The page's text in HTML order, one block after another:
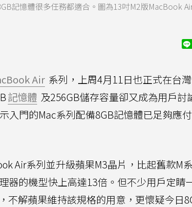
記憶體很多任務都適合。圖為13吋M2版MacBook
Air 系列，上周4月11日也正式在台灣
記憶體 及256GB儲存容量卻又成為用戶討
入門的Mac系列配備8GB記憶體已足夠應
Air系列並升級蘋果M3晶片，比起舊款M
器的機型快上高達13倍。但不少用戶定睛
不解蘋果維持該規格的用意，更懷疑今日